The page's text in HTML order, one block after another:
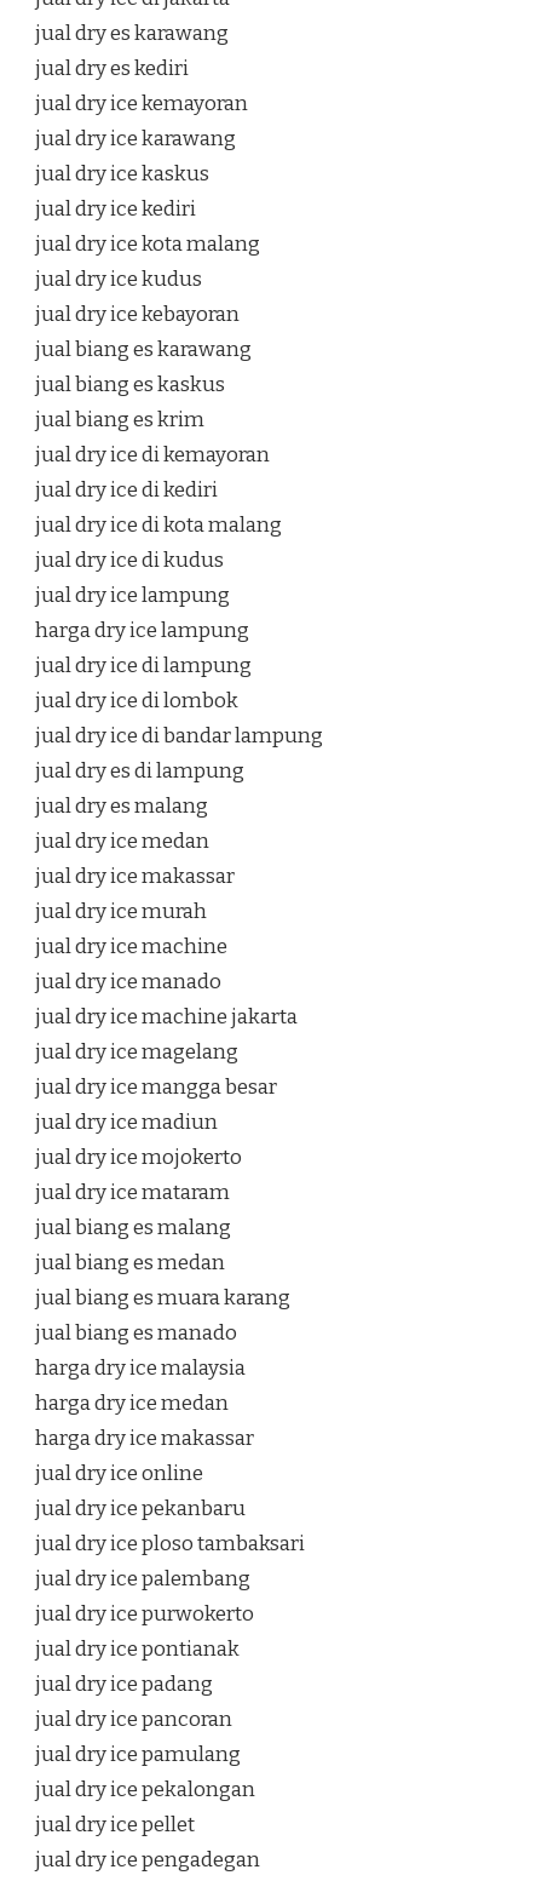
jual dry es karawang
jual dry es kediri
jual dry ice kemayoran
jual dry ice karawang
jual dry ice kaskus
jual dry ice kediri
jual dry ice kota malang
jual dry ice kudus
jual dry ice kebayoran
jual biang es karawang
jual biang es kaskus
jual biang es krim
jual dry ice di kemayoran
jual dry ice di kediri
jual dry ice di kota malang
jual dry ice di kudus
jual dry ice lampung
harga dry ice lampung
jual dry ice di lampung
jual dry ice di lombok
jual dry ice di bandar lampung
jual dry es di lampung
jual dry es malang
jual dry ice medan
jual dry ice makassar
jual dry ice murah
jual dry ice machine
jual dry ice manado
jual dry ice machine jakarta
jual dry ice magelang
jual dry ice mangga besar
jual dry ice madiun
jual dry ice mojokerto
jual dry ice mataram
jual biang es malang
jual biang es medan
jual biang es muara karang
jual biang es manado
harga dry ice malaysia
harga dry ice medan
harga dry ice makassar
jual dry ice online
jual dry ice pekanbaru
jual dry ice ploso tambaksari
jual dry ice palembang
jual dry ice purwokerto
jual dry ice pontianak
jual dry ice padang
jual dry ice pancoran
jual dry ice pamulang
jual dry ice pekalongan
jual dry ice pellet
jual dry ice pengadegan